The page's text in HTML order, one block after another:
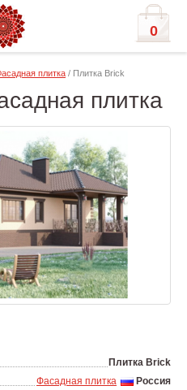
0
плитка / Плитка Brick
плитка
Плитка Brick
Россия
Фасадная плитка